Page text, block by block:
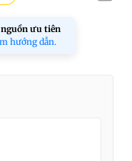
nguồn ưu tiên
hướng dẫn.